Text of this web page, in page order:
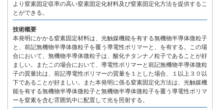
より窒素固定収率の高い窒素固定化材料及び窒素固定化方法を提供するこ
とができる。
技術概要
本発明にかかる窒素固定材料は、光触媒機能を有する無機物半導体微粒子
と、前記無機物半導体微粒子を覆う導電性ポリマーと、を有する。この場
合において、無機物半導体微粒子は、酸化チタンナノ粒子であることが好
ましい。またこの場合において、導電性ポリマーと前記無機物半導体微粒
子の質量比は、前記導電性ポリマーの質量を１とした場合、１以上３０以
下であることが好ましい。また本発明に係る窒素固定化方法は、光触媒機
能を有する無機物半導体微粒子と無機物半導体微粒子を覆う導電性ポリマ
ーを窒素を含む雰囲気中に配置して光を照射する。